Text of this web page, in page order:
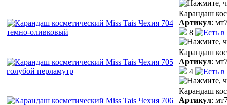
Карандаш
Артикул:
8
Карандаш
Артикул:
4
Карандаш
Артикул: